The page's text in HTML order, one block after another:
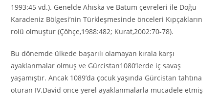
1993:45 vd.). Genelde Ahıska ve Batum çevreleri ile Doğu
Karadeniz Bölgesi’nin Türkleşmesinde önceleri Kıpçakların
rolü olmuştur (Çöhçe,1988:482; Kurat,2002:70-78).
Bu dönemde ülkede başarılı olamayan kırala karşı
ayaklanmalar olmuş ve Gürcistan1080’lerde iç savaş
yaşamıştır. Ancak 1089’da çocuk yaşında Gürcistan tahtına
oturan IV.David önce yerel ayaklanmalarla mücadele etmiş